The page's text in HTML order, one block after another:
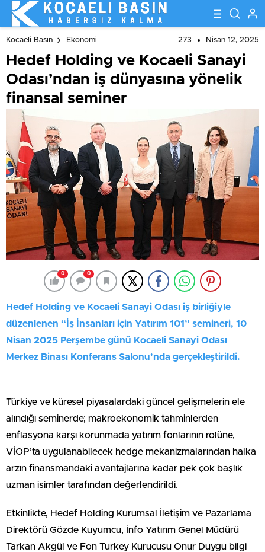
Kocaeli Basın Ekonomi 273 Nisan 12, 2025
Hedef Holding ve Kocaeli Sanayi
Odası’ndan iş dünyasına yönelik
finansal seminer
0 0
Hedef Holding ve Kocaeli Sanayi Odası iş birliğiyle
düzenlenen “İş İnsanları için Yatırım 101” semineri, 10
Nisan 2025 Perşembe günü Kocaeli Sanayi Odası
Merkez Binası Konferans Salonu’nda gerçekleştirildi.
Türkiye ve küresel piyasalardaki güncel gelişmelerin ele
alındığı seminerde; makroekonomik tahminlerden
enflasyona karşı korunmada yatırım fonlarının rolüne,
VİOP’ta uygulanabilecek hedge mekanizmalarından halka
arzın finansmandaki avantajlarına kadar pek çok başlık
uzman isimler tarafından değerlendirildi.
Etkinlikte, Hedef Holding Kurumsal İletişim ve Pazarlama
Direktörü Gözde Kuyumcu, İnfo Yatırım Genel Müdürü
Tarkan Akgül ve Fon Turkey Kurucusu Onur Duygu bilgi